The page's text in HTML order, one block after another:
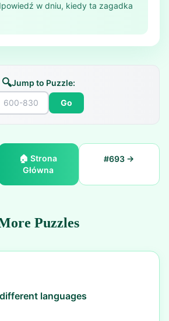
w dniu, kiedy ta zagadka
🔍Jump to Puzzle:
Go
🏠Strona
Główna
#693 →
Puzzles
languages